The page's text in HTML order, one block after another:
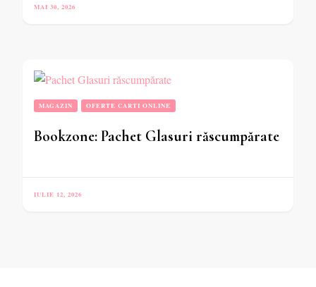
MAI 30, 2026
MAGAZIN OFERTE CARTI ONLINE
Bookzone: Pachet Glasuri răscumpărate
IULIE 12, 2026